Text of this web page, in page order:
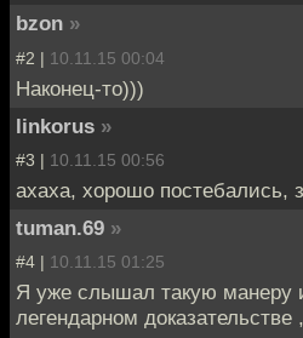
bzon »
#2 | 10.11.15 00:04
Наконец-то)))
linkorus »
#3 | 10.11.15 00:56
ахаха, хорошо постебались,
tuman.69 »
#4 | 10.11.15 01:25
Я уже слышал такую манеру
легендарном